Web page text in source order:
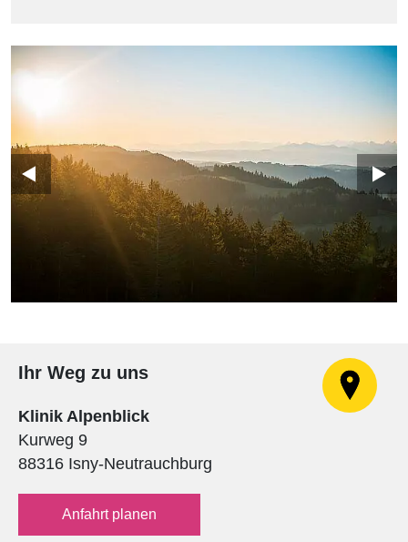
Ihr Weg zu uns
Klinik Alpenblick
Kurweg 9
88316 Isny-Neutrauchburg
Anfahrt planen